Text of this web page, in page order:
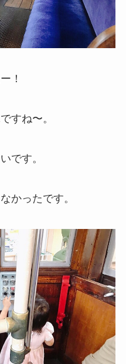
！
すね〜。
です。
かったです。